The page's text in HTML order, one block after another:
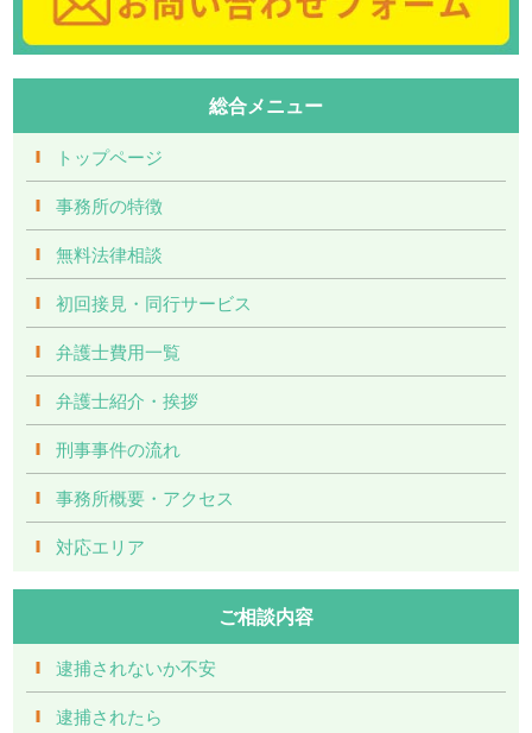
総合メニュー
トップページ
事務所の特徴
無料法律相談
初回接見・同行サービス
弁護士費用一覧
弁護士紹介・挨拶
刑事事件の流れ
事務所概要・アクセス
対応エリア
ご相談内容
逮捕されないか不安
逮捕されたら